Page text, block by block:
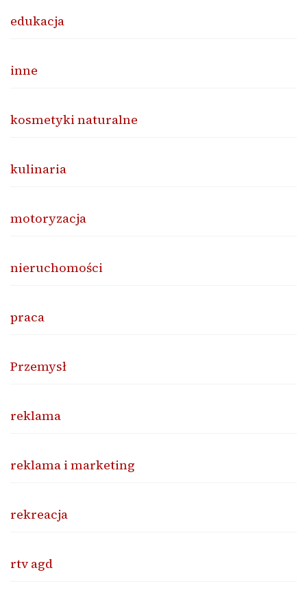
edukacja
inne
kosmetyki naturalne
kulinaria
motoryzacja
nieruchomości
praca
Przemysł
reklama
reklama i marketing
rekreacja
rtv agd